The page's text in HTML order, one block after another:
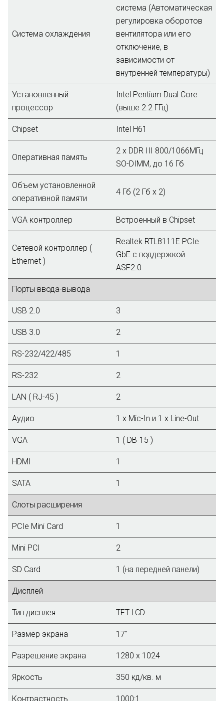
Система охлаждения
система (Автоматическая
регулировка оборотов
вентилятора или его
отключение, в
зависимости от
внутренней температуры)
Установленный
процессор
Intel Pentium Dual Core
(выше 2.2 ГГц)
Chipset Intel H61
Оперативная память
2 х DDR III 800/1066МГц
SO-DIMM, до 16 Гб
Объем установленной
оперативной памяти
4 Гб (2 Гб х 2)
VGA контроллер Встроенный в Chipset
Сетевой контроллер (
Ethernet )
Realtek RTL8111E PCIe
GbE с поддержкой
ASF2.0
Порты ввода-вывода
USB 2.0 3
USB 3.0 2
RS-232/422/485 1
RS-232 2
LAN ( RJ-45 ) 2
Аудио 1 x Mic-In и 1 x Line-Out
VGA 1 ( DB-15 )
HDMI 1
SATA 1
Слоты расширения
PCIe Mini Card 1
Mini PCI 2
SD Card 1 (на передней панели)
Дисплей
Тип дисплея TFT LCD
Размер экрана 17"
Разрешение экрана 1280 x 1024
Яркость 350 кд/кв. м
Контрастность 1000:1